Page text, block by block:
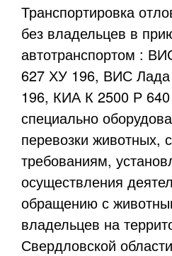
Транспортировка
без владельцев в
автотранспортом :
627 ХУ 196, ВИС
196, КИА К 2500 Р
специально
перевозки животных,
требованиям,
осуществления
обращению с
владельцев на
Свердловской